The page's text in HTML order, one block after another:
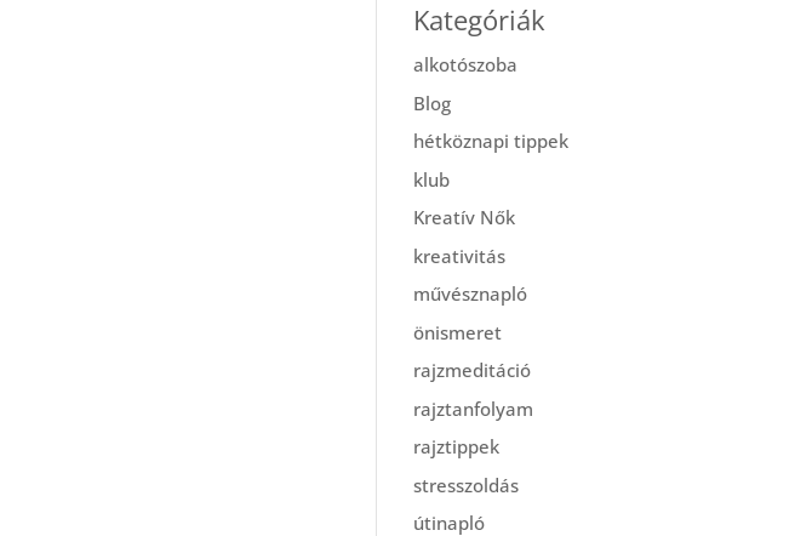
Kategóriák
alkotószoba
Blog
hétköznapi tippek
klub
Kreatív Nők
kreativitás
művésznapló
önismeret
rajzmeditáció
rajztanfolyam
rajztippek
stresszoldás
útinapló